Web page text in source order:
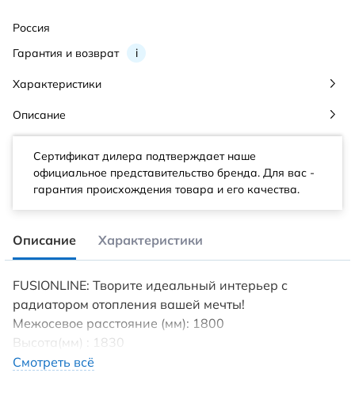
Гарантия и возврат i
Россия
Характеристики
Описание
Сертификат дилера подтверждает наше
официальное представительство бренда. Для вас -
гарантия происхождения товара и его качества.
Описание Характеристики
FUSIONLINE: Творите идеальный интерьер с
радиатором отопления вашей мечты!
Межосевое расстояние (мм): 1800
Высота(мм) : 1830
Tип пoдключения: нижнеe/боковое
Смотреть всё